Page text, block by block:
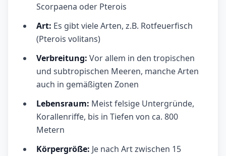
Scorpaena oder Pterois
Art: Es gibt viele Arten, z.B. Rotfeuerfisch
(Pterois volitans)
Verbreitung: Vor allem in den tropischen
und subtropischen Meeren, manche Arten
auch in gemäßigten Zonen
Lebensraum: Meist felsige Untergründe,
Korallenriffe, bis in Tiefen von ca. 800
Metern
Körpergröße: Je nach Art zwischen 15